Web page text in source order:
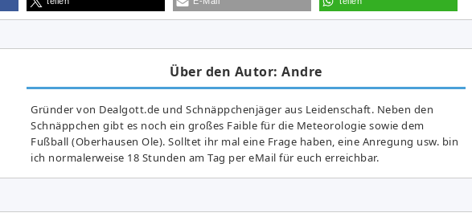
Über den Autor: Andre
Gründer von Dealgott.de und Schnäppchenjäger aus Leidenschaft. Neben den
Schnäppchen gibt es noch ein großes Fai­ble für die Meteorologie sowie dem
Fußball (Oberhausen Ole). Solltet ihr mal eine Frage haben, eine Anregung usw. bin
ich normalerweise 18 Stunden am Tag per eMail für euch erreichbar.